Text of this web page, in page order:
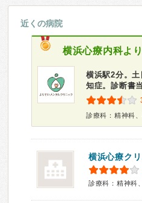
近くの病院
横浜心療内科よ
横浜駅2分。
知症。診断書
診療科：精神科
横浜心療ク
診療科：精神科